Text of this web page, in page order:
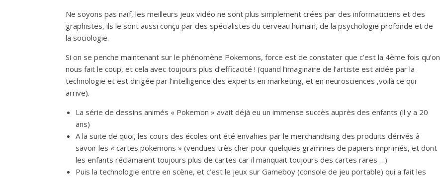
Ne soyons pas naïf, les meilleurs jeux vidéo ne sont plus simplement crées par des informaticiens et des
graphistes, ils le sont aussi conçu par des spécialistes du cerveau humain, de la psychologie profonde et de
la sociologie.
Si on se penche maintenant sur le phénomène Pokemons, force est de constater que c’est la 4ème fois qu’on
nous fait le coup, et cela avec toujours plus d’efficacité ! (quand l’imaginaire de l’artiste est aidée par la
technologie et est dirigée par l’intelligence des experts en marketing, et en neurosciences ,voilà ce qui
arrive).
La série de dessins animés « Pokemon » avait déjà eu un immense succès auprès des enfants (il y a 20
ans)
A la suite de quoi, les cours des écoles ont été envahies par le merchandising des produits dérivés à
savoir les « cartes pokemons » (vendues très cher pour quelques grammes de papiers imprimés, et dont
les enfants réclamaient toujours plus de cartes car il manquait toujours des cartes rares …)
Puis la technologie entre en scène, et c’est le jeux sur Gameboy (console de jeu portable) qui a fait les